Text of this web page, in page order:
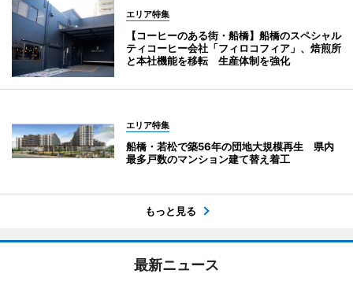
エリア特集
【コーヒーのある街・船橋】船橋のスペシャル
ティコーヒー会社「フィロコフィア」、焙煎所
と本社機能を移転 生産体制を強化
エリア特集
船橋・若松で築56年の団地大規模再生 県内
最多戸数のマンション建て替え着工
もっと見る
最新ニュース